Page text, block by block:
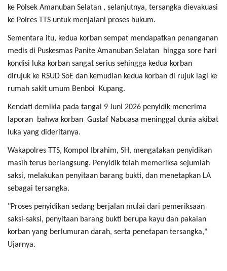
ke Polsek Amanuban Selatan , selanjutnya, tersangka dievakuasi
ke Polres TTS untuk menjalani proses hukum.
Sementara itu, kedua korban sempat mendapatkan penanganan
medis di Puskesmas Panite Amanuban Selatan hingga sore hari
kondisi luka korban sangat serius sehingga kedua korban
dirujuk ke RSUD SoE dan kemudian kedua korban di rujuk lagi ke
rumah sakit umum Benboi Kupang.
Kendati demikia pada tangal 9 Juni 2026 penyidik menerima
laporan bahwa korban Gustaf Nabuasa meninggal dunia akibat
luka yang dideritanya.
Wakapolres TTS, Kompol Ibrahim, SH, mengatakan penyidikan
masih terus berlangsung. Penyidik telah memeriksa sejumlah
saksi, melakukan penyitaan barang bukti, dan menetapkan LA
sebagai tersangka.
"Proses penyidikan sedang berjalan mulai dari pemeriksaan
saksi-saksi, penyitaan barang bukti berupa kayu dan pakaian
korban yang berlumuran darah, serta penetapan tersangka,"
Ujarnya.